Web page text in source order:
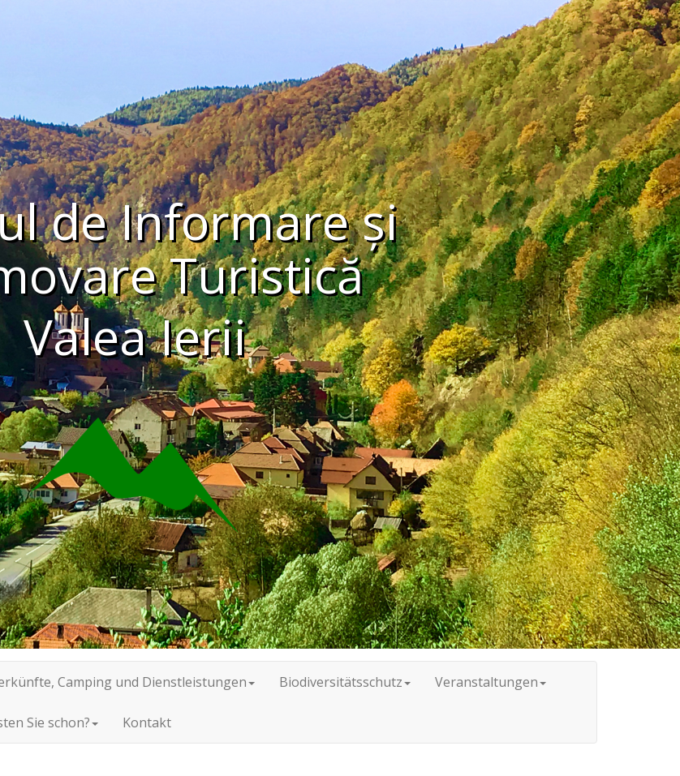
de Informare și
Turistică
Valea Ierii
Camping und Dienstleistungen Biodiversitätsschutz Veranstaltungen
Sie schon? Kontakt